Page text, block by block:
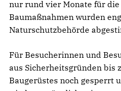
nur rund vier Monate für die
Baumaßnahmen wurden
Naturschutzbehörde
Für Besucherinnen und
aus Sicherheitsgründen bis
Baugerüstes noch gesperrt